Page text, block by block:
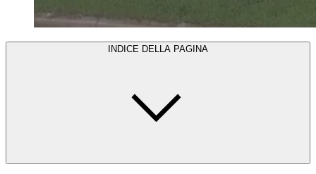
INDICE DELLA PAGINA